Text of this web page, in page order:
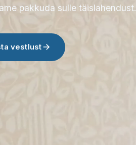
pakkuda sulle täislahendust.
vestlust